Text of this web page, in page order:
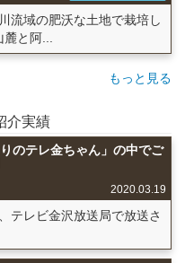
域の肥沃な土地で栽培し
と阿...
もっと見る
介実績
のテレ金ちゃん」の中でご
2020.03.19
テレビ金沢放送局で放送さ